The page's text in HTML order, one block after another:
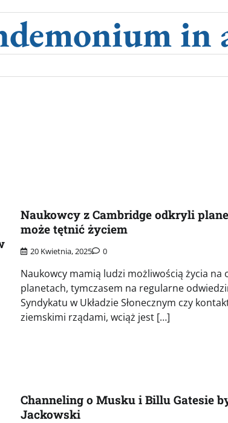
in
Naukowcy z Cambridge odkryli
może tętnić życiem
20 Kwietnia, 2025 0
Naukowcy mamią ludzi możliwością życia na
planetach, tymczasem na regularne
Syndykatu w Układzie Słonecznym czy
ziemskimi rządami, wciąż jest […]
Channeling o Musku i Billu Gatesie
Jackowski